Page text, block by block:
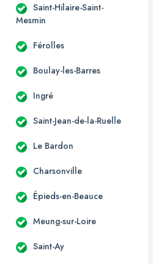
Saint-Hilaire-Saint-
Mesmin
Férolles
Boulay-les-Barres
Ingré
Saint-Jean-de-la-Ruelle
Le Bardon
Charsonville
Épieds-en-Beauce
Meung-sur-Loire
Saint-Ay